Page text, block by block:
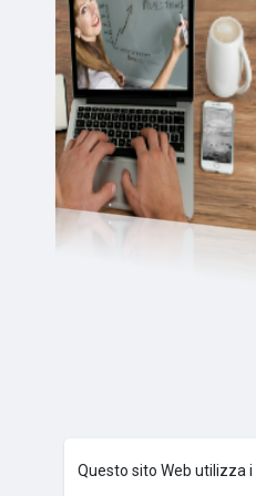
Questo sito Web utilizza